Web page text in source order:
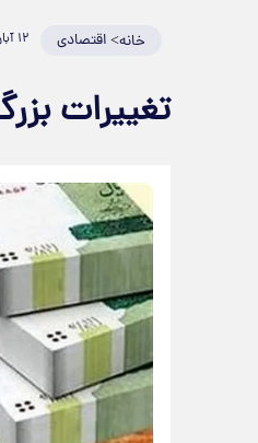
خانه>اقتصادی ۱۲ آبان ۱۴۰۴
تغییرات